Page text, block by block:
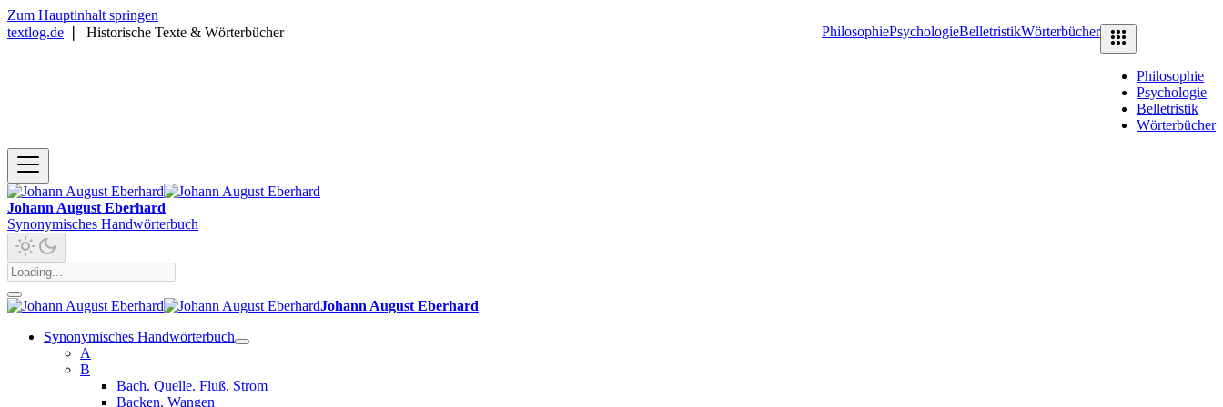
Zum Hauptinhalt springen
textlog.de
Historische Texte & Wörterbücher PhilosophiePsychologieBelletristikWörterbücher
Philosophie
Psychologie
Belletristik
Wörterbücher
Johann August Eberhard
Synonymisches Handwörterbuch
Johann August Eberhard
Synonymisches Handwörterbuch
A
B
Bach. Quelle. Fluß. Strom
Backen. Wangen